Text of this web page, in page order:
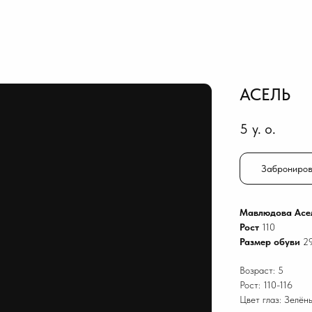
АСЕЛЬ
5 y. o.
Мавлюдова
Рост 110
Размер обуви
Возраст: 5
Рост: 110-116
Цвет глаз: